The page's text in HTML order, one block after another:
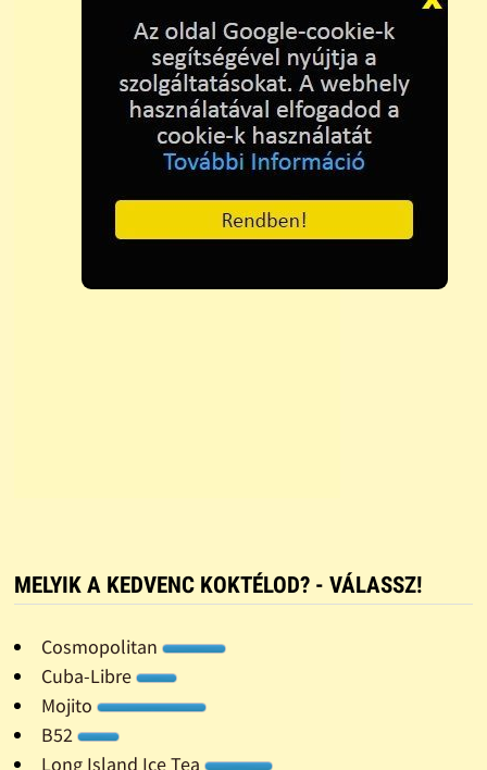
MELYIK A KEDVENC KOKTÉLOD? - VÁLASSZ!
Cosmopolitan
Cuba-Libre
Mojito
B52
Long Island Ice Tea